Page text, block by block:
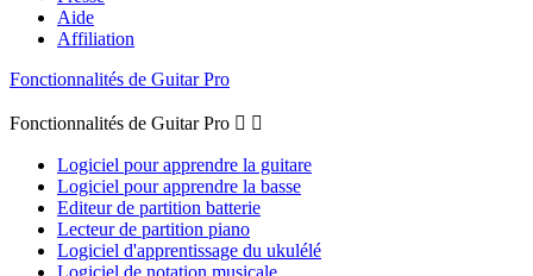
Aide
Affiliation
Fonctionnalités de Guitar Pro
Fonctionnalités de Guitar Pro  
Logiciel pour apprendre la guitare
Logiciel pour apprendre la basse
Editeur de partition batterie
Lecteur de partition piano
Logiciel d'apprentissage du ukulélé
Logiciel de notation musicale